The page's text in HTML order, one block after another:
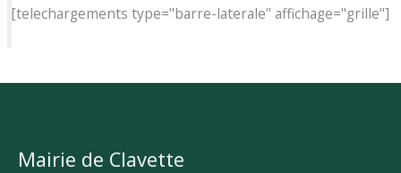
[telechargements type="barre-laterale" affichage="grille"]
Mairie de Clavette